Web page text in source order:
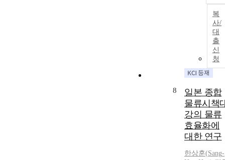
복
사/
대
출
신
청
8
일본 종합
물류시책
강의 물류
효율화에
대한 연구
한상훈(Sang-